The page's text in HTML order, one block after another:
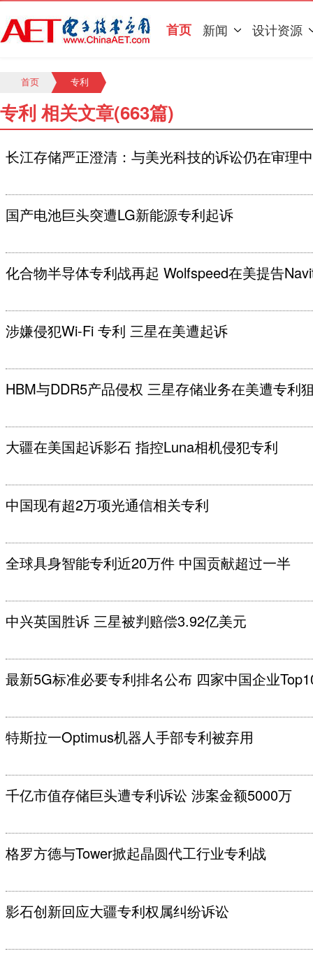
首页 新闻 设计资源
首页 专利
专利 相关文章(663篇)
长江存储严正澄清：与美光科技的诉讼仍在审理中
国产电池巨头突遭LG新能源专利起诉
化合物半导体专利战再起 Wolfspeed在美提告
涉嫌侵犯Wi-Fi 专利 三星在美遭起诉
HBM与DDR5产品侵权 三星存储业务在美遭专利
大疆在美国起诉影石 指控Luna相机侵犯专利
中国现有超2万项光通信相关专利
全球具身智能专利近20万件 中国贡献超过一半
中兴英国胜诉 三星被判赔偿3.92亿美元
最新5G标准必要专利排名公布 四家中国企业
特斯拉一Optimus机器人手部专利被弃用
千亿市值存储巨头遭专利诉讼 涉案金额5000万
格罗方德与Tower掀起晶圆代工行业专利战
影石创新回应大疆专利权属纠纷诉讼